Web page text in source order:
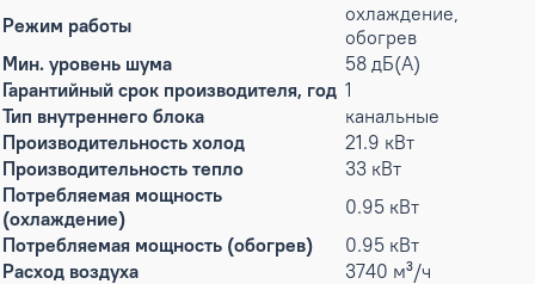
Режим работы
охлаждение,
обогрев
Мин. уровень шума
58 дБ(А)
Гарантийный срок производителя, год 1
Тип внутреннего блока
канальные
Производительность холод
21.9 кВт
Производительность тепло
33 кВт
Потребляемая мощность
(охлаждение)
0.95 кВт
Потребляемая мощность (обогрев)
0.95 кВт
Расход воздуха
3740 м³/ч